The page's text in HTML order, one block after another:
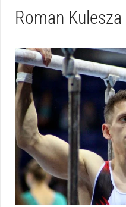
Roman Kulesza